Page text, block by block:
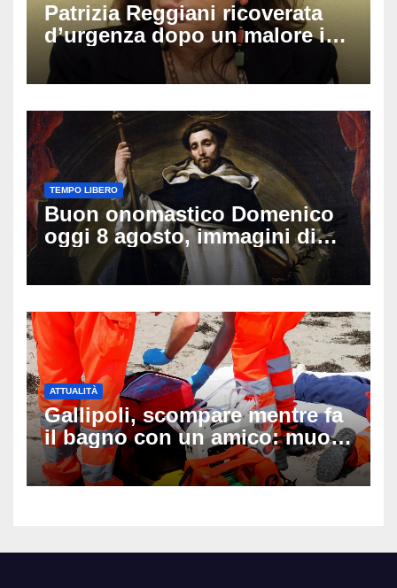
Patrizia Reggiani ricoverata
d’urgenza dopo un malore in
vacanza: come sta oggi l’ex
Lady Gucci
TEMPO LIBERO
Buon onomastico Domenico
oggi 8 agosto, immagini di
auguri da condividere
ATTUALITÀ
Gallipoli, scompare mentre fa
il bagno con un amico: muore
a 19 anni dopo 45 minuti di
disperati tentativi di